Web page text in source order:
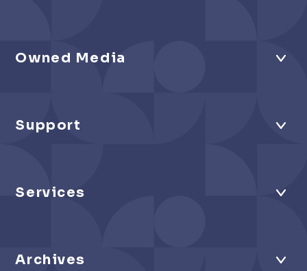
Owned Media
Support
Services
Archives